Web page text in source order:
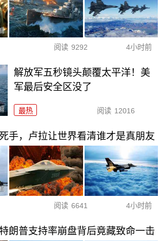
阅读 9292 4小时前
解放军五秒镜头颠覆太平洋！美
军最后安全区没了
最热 阅读 12016
手，卢拉让世界看清谁才是真朋友
阅读 6641 4小时前
朗普支持率崩盘背后竟藏致命一击